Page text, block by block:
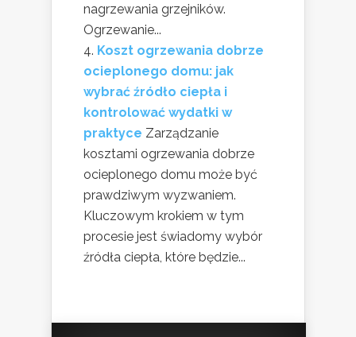
nagrzewania grzejników.
Ogrzewanie...
Koszt ogrzewania dobrze
ocieplonego domu: jak
wybrać źródło ciepła i
kontrolować wydatki w
praktyce Zarządzanie
kosztami ogrzewania dobrze
ocieplonego domu może być
prawdziwym wyzwaniem.
Kluczowym krokiem w tym
procesie jest świadomy wybór
źródła ciepła, które będzie...